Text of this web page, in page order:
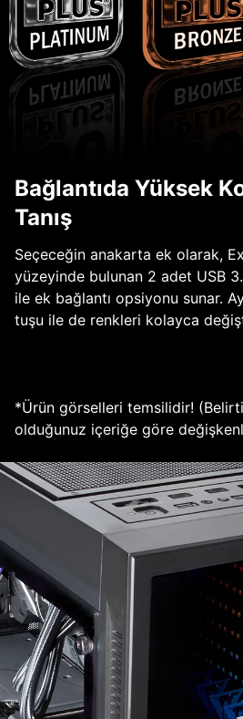
Bağlantıda Yüksek
Tanış
Seçeceğin anakarta ek olarak,
yüzeyinde bulunan 2 adet USB
ile ek bağlantı opsiyonu sunar.
tuşu ile de renkleri kolayca
*Ürün görselleri temsilidir!
olduğunuz içeriğe göre